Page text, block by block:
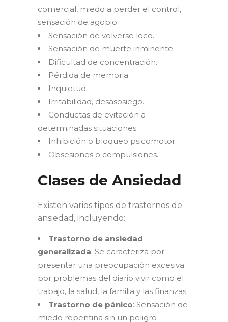
comercial, miedo a perder el control,
sensación de agobio.
Sensación de volverse loco.
Sensación de muerte inminente.
Dificultad de concentración.
Pérdida de memoria.
Inquietud.
Irritabilidad, desasosiego.
Conductas de evitación a
determinadas situaciones.
Inhibición o bloqueo psicomotor.
Obsesiones o compulsiones.
Clases de Ansiedad
Existen varios tipos de trastornos de
ansiedad, incluyendo:
Trastorno de ansiedad
generalizada: Se caracteriza por
presentar una preocupación excesiva
por problemas del diario vivir como el
trabajo, la salud, la familia y las finanzas.
Trastorno de pánico: Sensación de
miedo repentina sin un peligro